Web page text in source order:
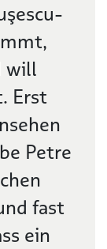
will
Erst
Petre
fast
ein